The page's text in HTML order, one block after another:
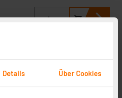
Details Über Cookies